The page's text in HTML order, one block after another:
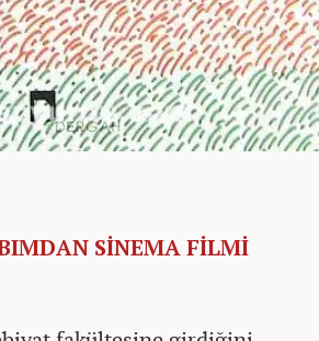
SİNEMA FİLMİ